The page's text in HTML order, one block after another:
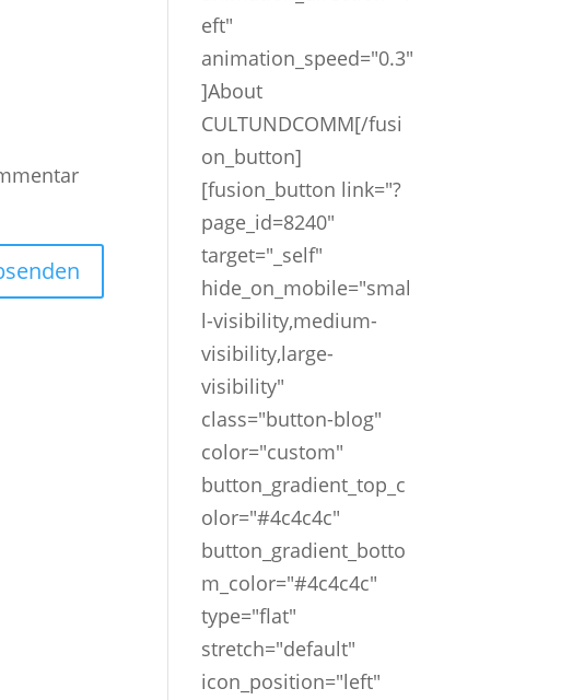
eft"
animation_speed="0.3"
]About
CULTUNDCOMM[/fusi
on_button]
[fusion_button link="?
page_id=8240"
target="_self"
hide_on_mobile="smal
l-visibility,medium-
visibility,large-
visibility"
class="button-blog"
color="custom"
button_gradient_top_c
olor="#4c4c4c"
button_gradient_botto
m_color="#4c4c4c"
type="flat"
stretch="default"
icon_position="left"